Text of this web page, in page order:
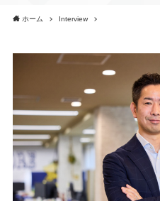
ホーム Interview